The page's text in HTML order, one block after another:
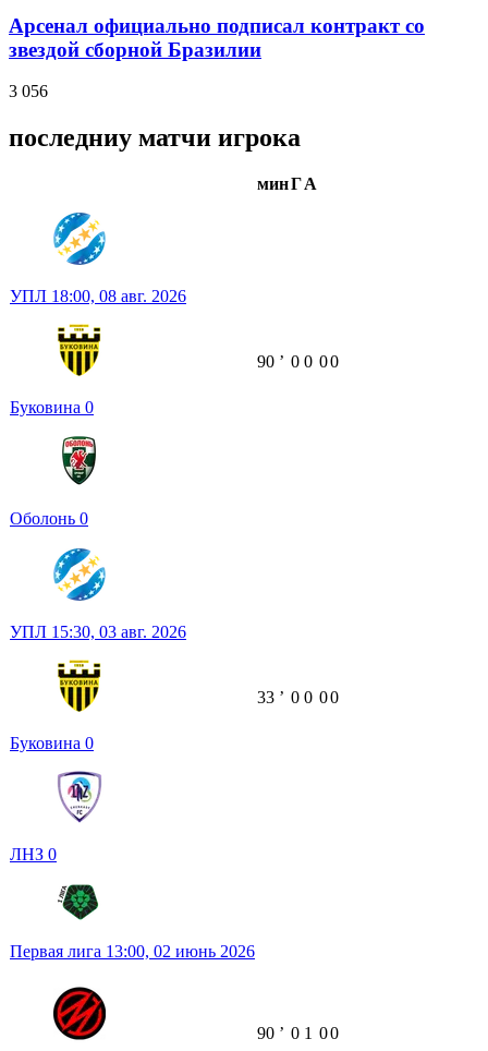
Арсенал официально подписал контракт со
звездой сборной Бразилии
3 056
последниу матчи игрока
минГА
УПЛ 18:00, 08 авг. 2026
Буковина 0
Оболонь 0
90 ʼ 0 0 00
УПЛ 15:30, 03 авг. 2026
Буковина 0
ЛНЗ 0
33 ʼ 0 0 00
Первая лига 13:00, 02 июнь 2026
90 ʼ 0 1 00